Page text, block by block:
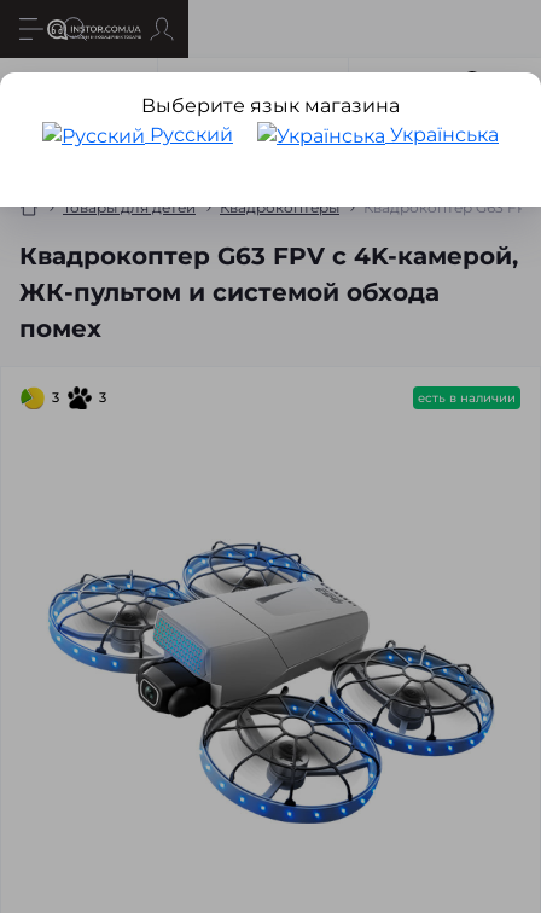
Товары для детей Квадрокоптеры Квадрокоптер G63
Выберите язык магазина
Русский
Українська
Квадрокоптер G63 FPV с 4K-камерой,
ЖК-пультом и системой обхода
помех
Все о товаре Характеристики Отзывов
3 3 есть в наличии